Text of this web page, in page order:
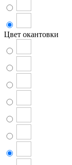
Цвет окантовки